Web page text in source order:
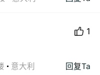
1
意大利 回复Ta